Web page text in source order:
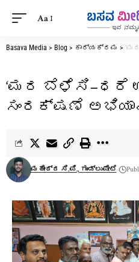
Aa
Basava Media > Blog > ಕಾರ್ಯಕ್ರಮ > ‘ಮರ
‘ಮರ ಬೆಳೆಸಿ–ಧರೆ
ಸಂರಕ್ಷಣೆ
ಮಹೇಂದ್ರ ಸಿ.ಪಿ., ಗುಂಡ್ಲುಪೇಟೆ